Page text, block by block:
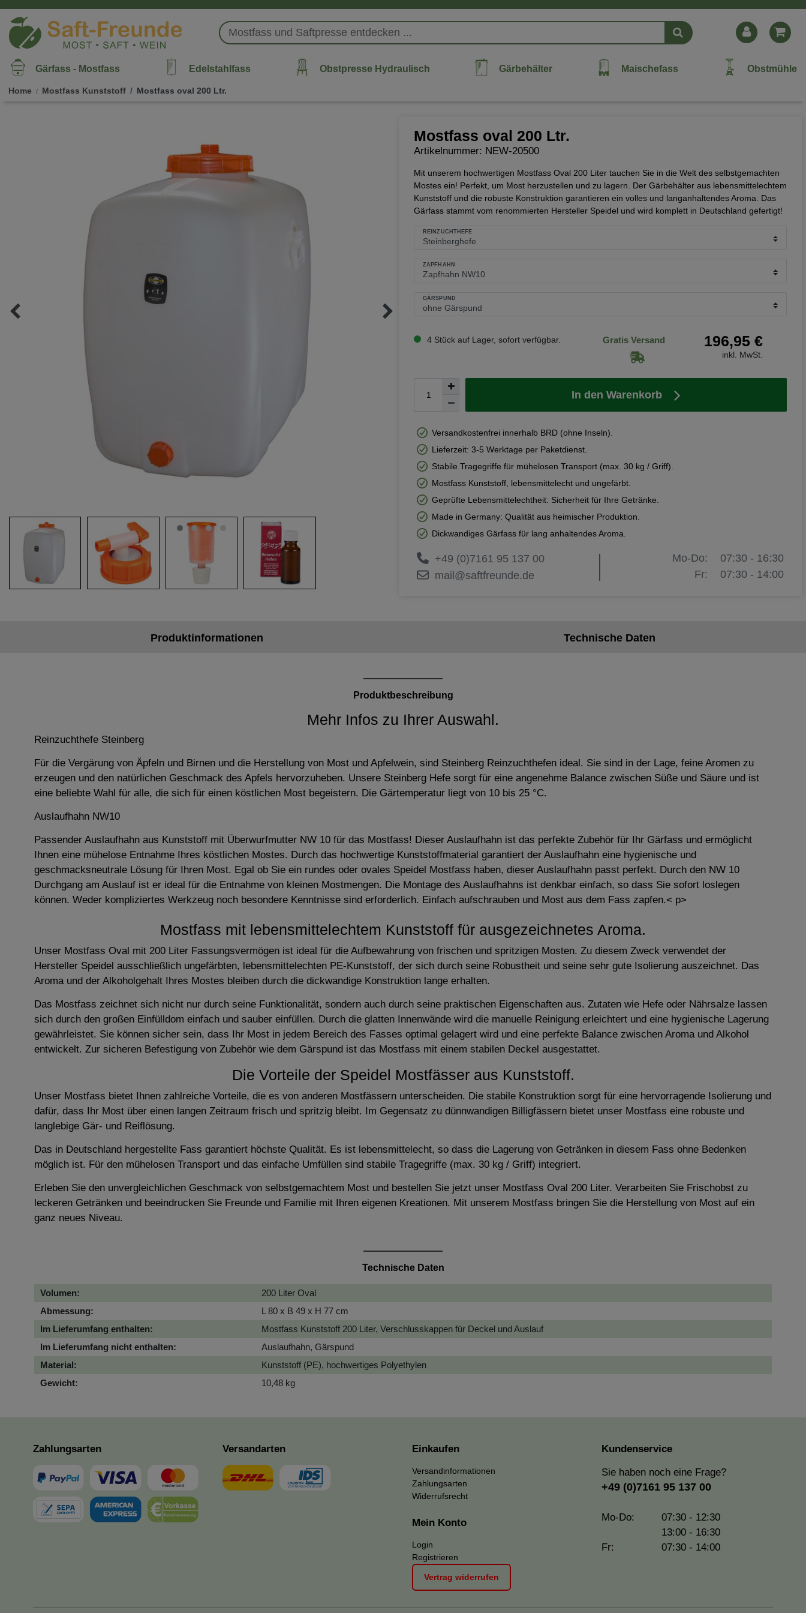
Gärfass - Mostfass Edelstahlfass Obstpresse Hydraulisch Gärbehälter Maischefass Obstmühle
Home Mostfass Kunststoff Mostfass oval 200 Ltr.
Mostfass oval 200 Ltr.
Artikelnummer: NEW-20500
Mit unserem hochwertigen Mostfass Oval 200 Liter tauchen Sie in die Welt des selbstgemachten
Mostes ein! Perfekt, um Most herzustellen und zu lagern. Der Gärbehälter aus lebensmittelechtem
Kunststoff und die robuste Konstruktion garantieren ein volles und langanhaltendes Aroma. Das
Gärfass stammt vom renommierten Hersteller Speidel und wird komplett in Deutschland gefertigt!
REINZUCHTHEFE
ZAPFHAHN
GÄRSPUND
4 Stück auf Lager, sofort verfügbar. Gratis Versand 196,95 €
inkl. MwSt.
In den Warenkorb
Versandkostenfrei innerhalb BRD (ohne Inseln).
Lieferzeit: 3-5 Werktage per Paketdienst.
Stabile Tragegriffe für mühelosen Transport (max. 30 kg / Griff).
Mostfass Kunststoff, lebensmittelecht und ungefärbt.
Geprüfte Lebensmittelechtheit: Sicherheit für Ihre Getränke.
Made in Germany: Qualität aus heimischer Produktion.
Dickwandiges Gärfass für lang anhaltendes Aroma.
+49 (0)7161 95 137 00
mail@saftfreunde.de
Mo-Do:
07:30 - 16:30
Fr:
07:30 - 14:00
Produktinformationen Technische Daten
Produktbeschreibung
Mehr Infos zu Ihrer Auswahl.
Reinzuchthefe Steinberg
Für die Vergärung von Äpfeln und Birnen und die Herstellung von Most und Apfelwein, sind Steinberg Reinzuchthefen ideal. Sie sind in der Lage, feine Aromen zu
erzeugen und den natürlichen Geschmack des Apfels hervorzuheben. Unsere Steinberg Hefe sorgt für eine angenehme Balance zwischen Süße und Säure und ist
eine beliebte Wahl für alle, die sich für einen köstlichen Most begeistern. Die Gärtemperatur liegt von 10 bis 25 °C.
Auslaufhahn NW10
Passender Auslaufhahn aus Kunststoff mit Überwurfmutter NW 10 für das Mostfass! Dieser Auslaufhahn ist das perfekte Zubehör für Ihr Gärfass und ermöglicht
Ihnen eine mühelose Entnahme Ihres köstlichen Mostes. Durch das hochwertige Kunststoffmaterial garantiert der Auslaufhahn eine hygienische und
geschmacksneutrale Lösung für Ihren Most. Egal ob Sie ein rundes oder ovales Speidel Mostfass haben, dieser Auslaufhahn passt perfekt. Durch den NW 10
Durchgang am Auslauf ist er ideal für die Entnahme von kleinen Mostmengen. Die Montage des Auslaufhahns ist denkbar einfach, so dass Sie sofort loslegen
können. Weder kompliziertes Werkzeug noch besondere Kenntnisse sind erforderlich. Einfach aufschrauben und Most aus dem Fass zapfen.< p>
Mostfass mit lebensmittelechtem Kunststoff für ausgezeichnetes Aroma.
Unser Mostfass Oval mit 200 Liter Fassungsvermögen ist ideal für die Aufbewahrung von frischen und spritzigen Mosten. Zu diesem Zweck verwendet der
Hersteller Speidel ausschließlich ungefärbten, lebensmittelechten PE-Kunststoff, der sich durch seine Robustheit und seine sehr gute Isolierung auszeichnet. Das
Aroma und der Alkoholgehalt Ihres Mostes bleiben durch die dickwandige Konstruktion lange erhalten.
Das Mostfass zeichnet sich nicht nur durch seine Funktionalität, sondern auch durch seine praktischen Eigenschaften aus. Zutaten wie Hefe oder Nährsalze lassen
sich durch den großen Einfülldom einfach und sauber einfüllen. Durch die glatten Innenwände wird die manuelle Reinigung erleichtert und eine hygienische Lagerung
gewährleistet. Sie können sicher sein, dass Ihr Most in jedem Bereich des Fasses optimal gelagert wird und eine perfekte Balance zwischen Aroma und Alkohol
entwickelt. Zur sicheren Befestigung von Zubehör wie dem Gärspund ist das Mostfass mit einem stabilen Deckel ausgestattet.
Die Vorteile der Speidel Mostfässer aus Kunststoff.
Unser Mostfass bietet Ihnen zahlreiche Vorteile, die es von anderen Mostfässern unterscheiden. Die stabile Konstruktion sorgt für eine hervorragende Isolierung und
dafür, dass Ihr Most über einen langen Zeitraum frisch und spritzig bleibt. Im Gegensatz zu dünnwandigen Billigfässern bietet unser Mostfass eine robuste und
langlebige Gär- und Reiflösung.
Das in Deutschland hergestellte Fass garantiert höchste Qualität. Es ist lebensmittelecht, so dass die Lagerung von Getränken in diesem Fass ohne Bedenken
möglich ist. Für den mühelosen Transport und das einfache Umfüllen sind stabile Tragegriffe (max. 30 kg / Griff) integriert.
Erleben Sie den unvergleichlichen Geschmack von selbstgemachtem Most und bestellen Sie jetzt unser Mostfass Oval 200 Liter. Verarbeiten Sie Frischobst zu
leckeren Getränken und beeindrucken Sie Freunde und Familie mit Ihren eigenen Kreationen. Mit unserem Mostfass bringen Sie die Herstellung von Most auf ein
ganz neues Niveau.
Technische Daten
Volumen:
200 Liter Oval
Abmessung:
L 80 x B 49 x H 77 cm
Im Lieferumfang enthalten:
Mostfass Kunststoff 200 Liter, Verschlusskappen für Deckel und Auslauf
Im Lieferumfang nicht enthalten:
Auslaufhahn, Gärspund
Material:
Kunststoff (PE), hochwertiges Polyethylen
Gewicht:
10,48 kg
Zahlungsarten Versandarten Einkaufen
Versandinformationen
Zahlungsarten
Widerrufsrecht
Mein Konto
Login
Registrieren
Vertrag widerrufen
Kundenservice
Sie haben noch eine Frage?
+49 (0)7161 95 137 00
Mo-Do:
07:30 - 12:30
13:00 - 16:30
Fr:
07:30 - 14:00